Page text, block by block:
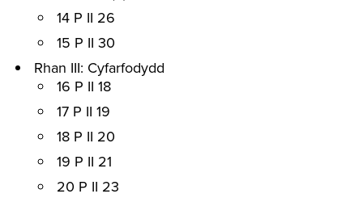
14 P II 26
15 P II 30
Rhan III: Cyfarfodydd
16 P II 18
17 P II 19
18 P II 20
19 P II 21
20 P II 23